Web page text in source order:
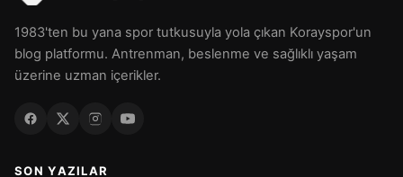
1983'ten bu yana spor tutkusuyla yola çıkan Korayspor'un
blog platformu. Antrenman, beslenme ve sağlıklı yaşam
üzerine uzman içerikler.
SON YAZILAR